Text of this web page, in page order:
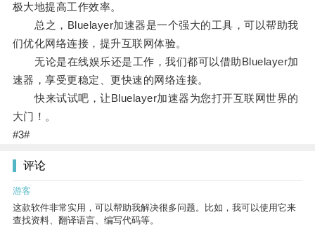
极大地提高工作效率。
总之，Bluelayer加速器是一个强大的工具，可以帮助我
们优化网络连接，提升互联网体验。
无论是在线娱乐还是工作，我们都可以借助Bluelayer加
速器，享受更稳定、更快速的网络连接。
快来试试吧，让Bluelayer加速器为您打开互联网世界的
大门！。
#3#
评论
游客
这款软件非常实用，可以帮助我解决很多问题。比如，我可以使用它来
查找资料、翻译语言、编写代码等。